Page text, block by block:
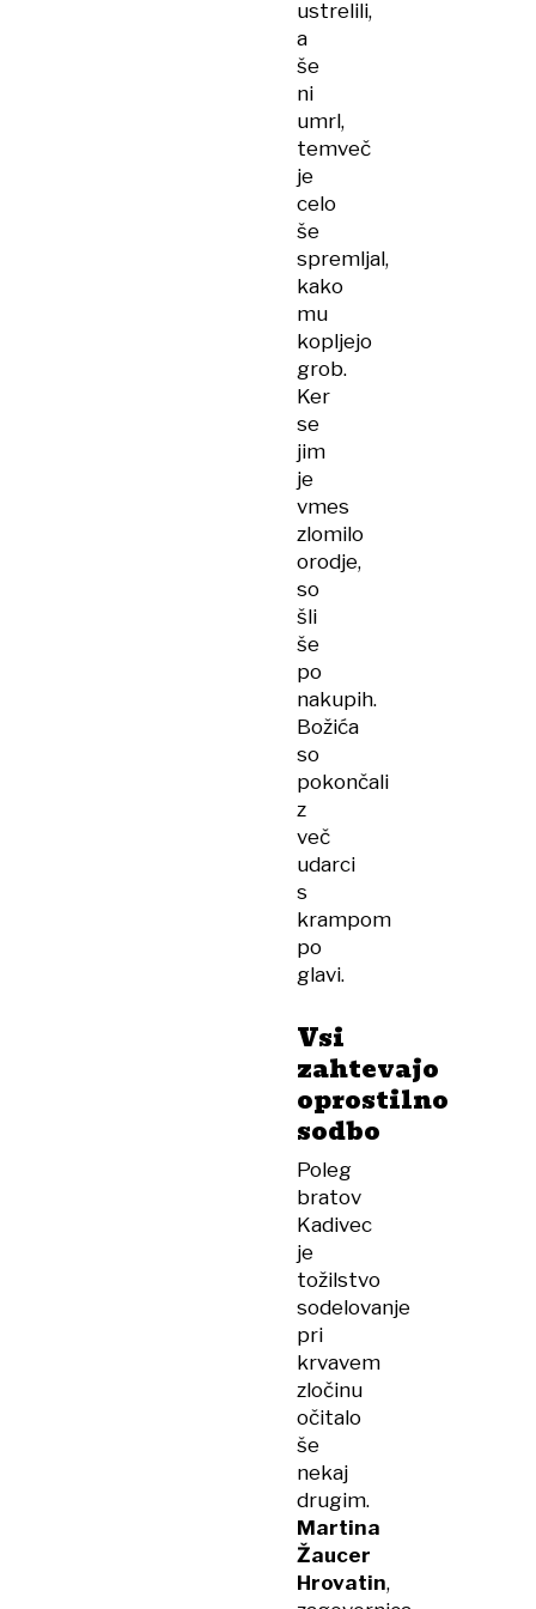
ustrelili,
a
še
ni
umrl,
temveč
je
celo
še
spremljal,
kako
mu
kopljejo
grob.
Ker
se
jim
je
vmes
zlomilo
orodje,
so
šli
še
po
nakupih.
Božića
so
pokončali
z
več
udarci
s
krampom
po
glavi.
Vsi
zahtevajo
oprostilno
sodbo
Poleg
bratov
Kadivec
je
tožilstvo
sodelovanje
pri
krvavem
zločinu
očitalo
še
nekaj
drugim.
Martina
Žaucer
Hrovatin,